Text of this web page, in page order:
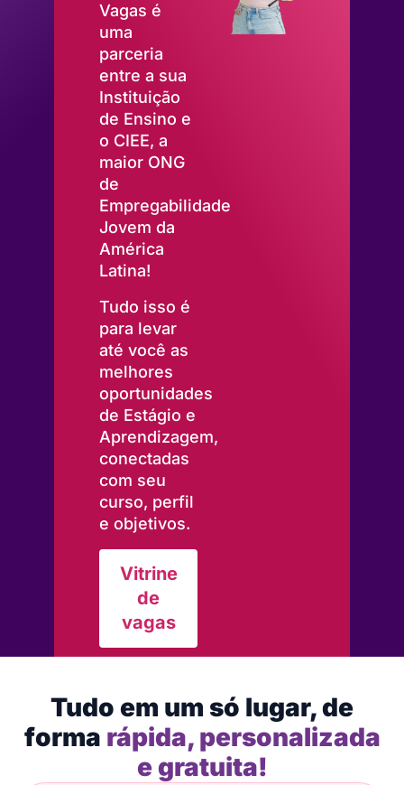
Vagas é
uma
parceria
entre a sua
Instituição
de Ensino e
o CIEE, a
maior ONG
de
Empregabilidade
Jovem da
América
Latina!
Tudo isso é
para levar
até você as
melhores
oportunidades
de Estágio e
Aprendizagem,
conectadas
com seu
curso, perfil
e objetivos.
Vitrine
de
vagas
Tudo em um só lugar, de
forma rápida, personalizada
e gratuita!